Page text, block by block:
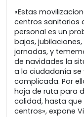
«Estas
centros sanitarios
personal es un
bajas,
jornadas, y
de navidades la
a la ciudadanía se
complicada. Por
hoja de ruta para
calidad, hasta que
centros», expone